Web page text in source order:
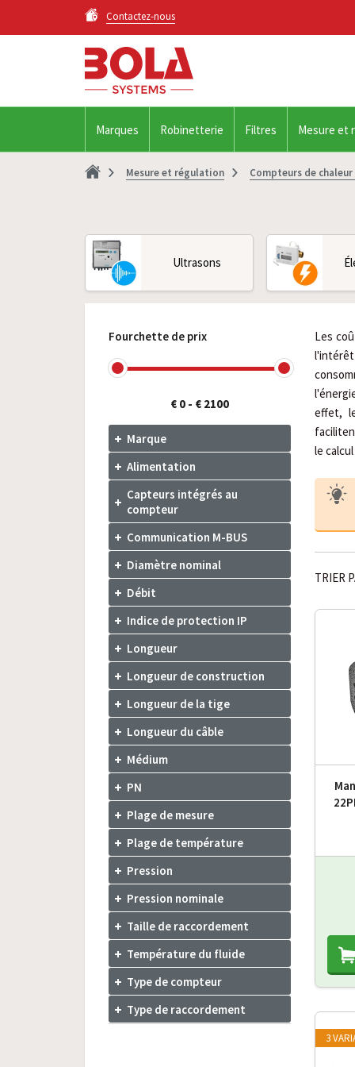
Contactez-nous
Marques Robinetterie Filtres Mesure et
Mesure et régulation Compteurs de
Ultrasons
Fourchette de prix
€ 0 - € 2100
Marque
Alimentation
Capteurs intégrés au
compteur
Communication M-BUS
Diamètre nominal
Débit
Indice de protection IP
Longueur
Longueur de construction
Longueur de la tige
Longueur du câble
Médium
PN
Plage de mesure
Plage de température
Pression
Pression nominale
Taille de raccordement
Température du fluide
Type de compteur
Type de raccordement
Les
effet,
le
TRIER
3